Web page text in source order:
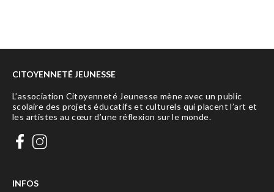
CITOYENNETÉ JEUNESSE
L’association Citoyenneté Jeunesse mène avec un public
scolaire des projets éducatifs et culturels qui placent l’art et
les artistes au cœur d’une réflexion sur le monde.

INFOS